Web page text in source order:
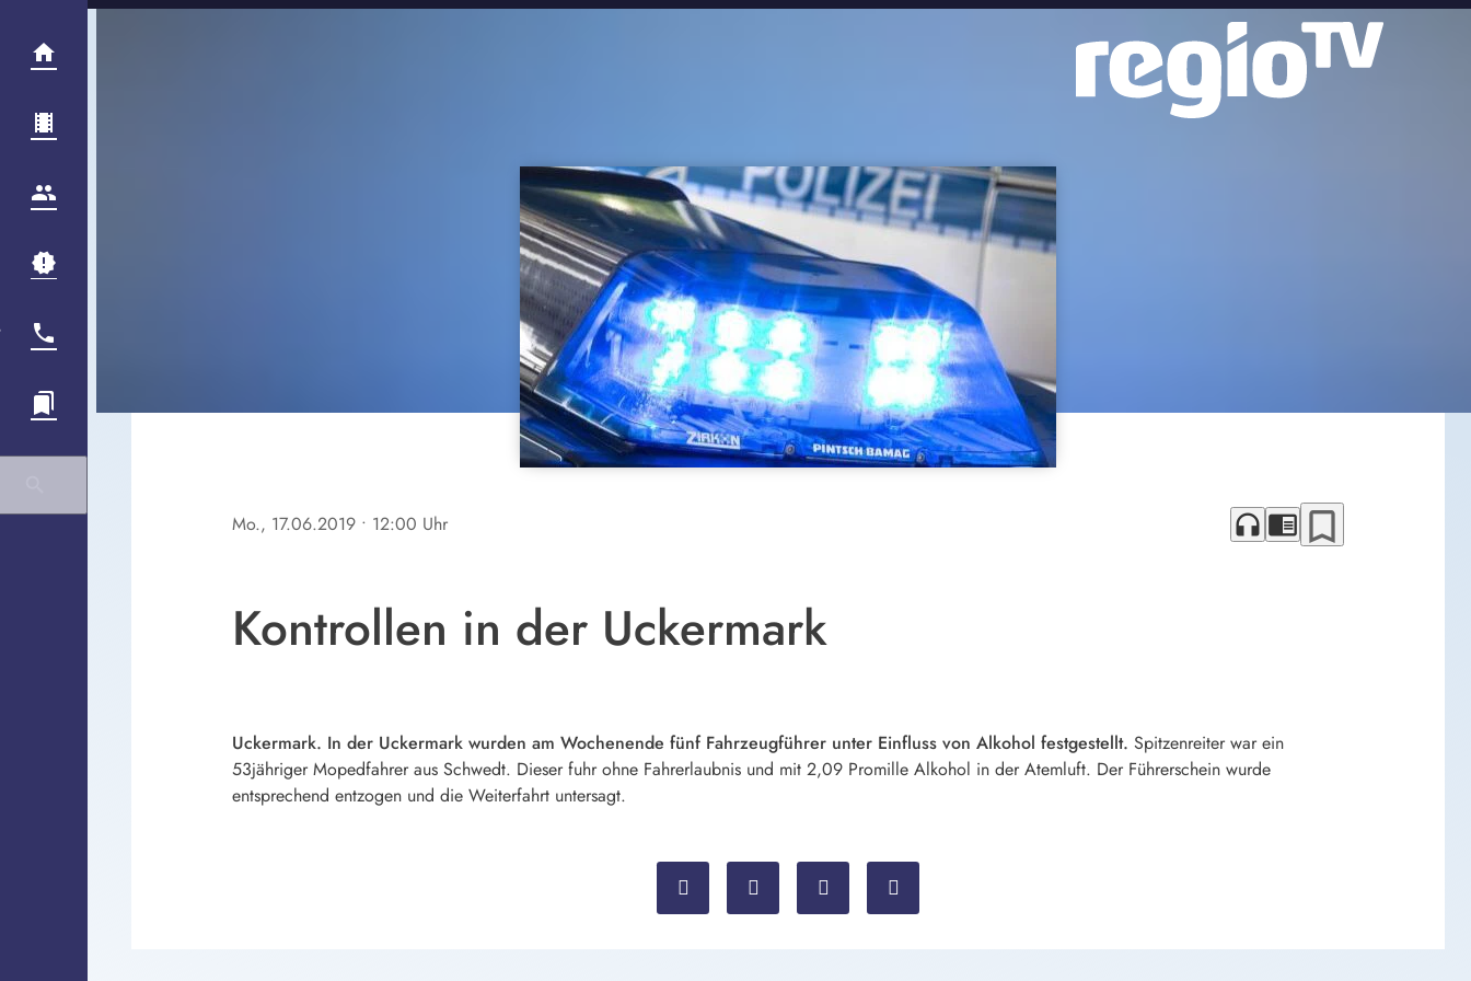
Mo., 17.06.2019 • 12:00 Uhr headphones chrome_reader_mode bookmark_border
Kontrollen in der Uckermark
Uckermark. In der Uckermark wurden am Wochenende fünf Fahrzeugführer unter Einfluss von Alkohol festgestellt. Spitzenreiter war ein
53jähriger Mopedfahrer aus Schwedt. Dieser fuhr ohne Fahrerlaubnis und mit 2,09 Promille Alkohol in der Atemluft. Der Führerschein wurde
entsprechend entzogen und die Weiterfahrt untersagt.